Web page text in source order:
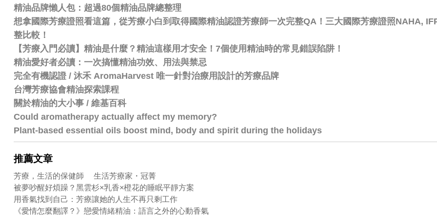
精油品牌懶人包：超過80個精油品牌總整理
想拿國際芳療證照看這篇，從芳療小白到取得國際精油認證芳療師一次完整QA！三大國際芳療證照NAHA,
整比較！
【芳療入門必讀】精油是什麼？精油這樣用才安全！7個使用精油時的常見錯誤陷阱！
精油愛好者必讀：一次搞懂精油功效、用法與禁忌
完全有機認證 / 沐禾 AromaHarvest 唯一針對治療用設計的芳療品牌
台灣芳療協會精油探索課程
關於精油的大小事 / 維基百科
Could aromatherapy actually affect my memory?
Plant-based essential oils boost mind, body and spirit during the holidays
推薦文章
芳療，生活的保健師 生活芳療家・冠菁
被夢吵醒好煩躁？黑雲杉×乳香×橙花的睡眠平靜方案
用香氣找到自己：芳療讓她的人生不再只剩工作
《愛情怎麼翻譯？》戀愛情緒精油：語言之外的心動香氣